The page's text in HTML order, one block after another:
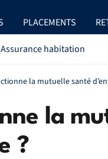
PLACEMENTS
Assurance habitation
la mutuelle santé
la
?